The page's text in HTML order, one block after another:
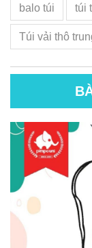
balo túi túi
Túi vải thô